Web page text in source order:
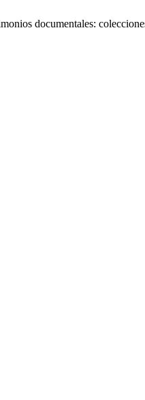
documentales: